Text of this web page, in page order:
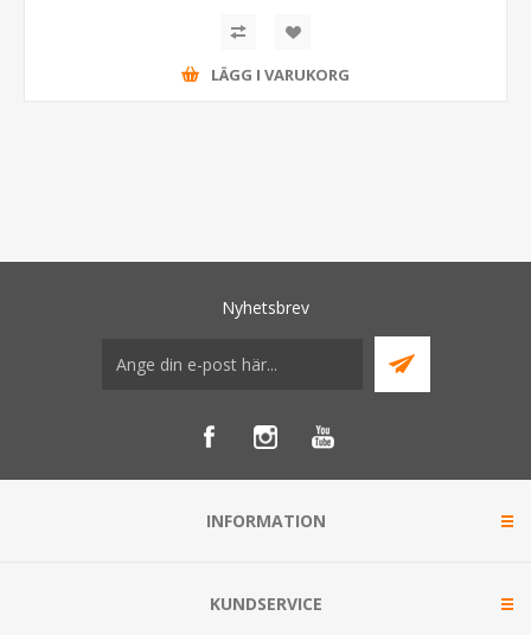
LÄGG I VARUKORG
Nyhetsbrev
INFORMATION
KUNDSERVICE